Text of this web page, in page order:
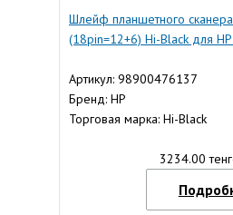
Шлейф планшетного
(18pin=12+6) Hi-Black для
Артикул: 98900476137
Бренд: HP
Торговая марка: Hi-Black
3234.00